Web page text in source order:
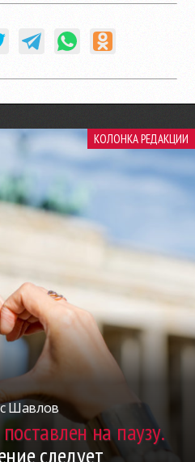
КОЛОНКА РЕДАКЦИИ
Шавлов
на паузу.
следует